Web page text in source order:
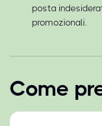
posta
promozionali.
Come